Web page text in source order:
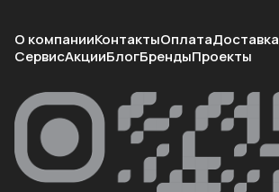
О компанииКонтактыОплатаДоставка
СервисАкцииБлогБрендыПроекты